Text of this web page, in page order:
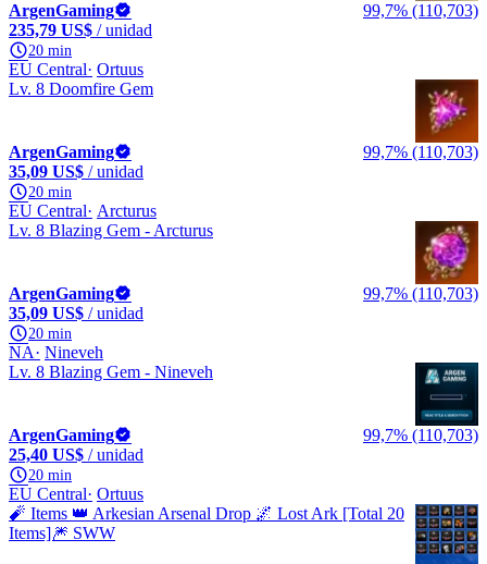
ArgenGaming
99,7% (110,703)
235,79 US$ / unidad
20 min
EU Central Ortuus
Lv. 8 Doomfire Gem
ArgenGaming
99,7% (110,703)
35,09 US$ / unidad
20 min
EU Central
Arcturus
Lv. 8 Blazing Gem - Arcturus
ArgenGaming
99,7% (110,703)
35,09 US$ / unidad
20 min
NA
Nineveh
Lv. 8 Blazing Gem - Nineveh
ArgenGaming
99,7% (110,703)
25,40 US$ / unidad
20 min
EU Central Ortuus
🧨 Items 👑 Arkesian Arsenal Drop 🌌 Lost Ark [Total 20
Items]🎆 SWW